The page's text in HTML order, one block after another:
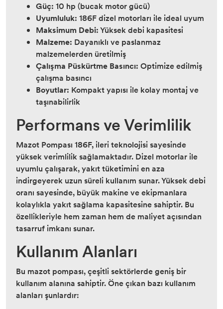
Güç: 10 hp (bucak motor gücü)
Uyumluluk: 186F dizel motorları ile ideal uyum
Maksimum Debi:Yüksek debi kapasitesi
Malzeme: Dayanıklı ve paslanmaz
malzemelerden üretilmiş
Çalışma Püskürtme Basıncı: Optimize edilmiş
çalışma basıncı
Boyutlar: Kompakt yapısı ile kolay montaj ve
taşınabilirlik
Performans ve Verimlilik
Mazot Pompası 186F, ileri teknolojisi sayesinde
yüksek verimlilik sağlamaktadır. Dizel motorlar ile
uyumlu çalışarak, yakıt tüketimini en aza
indirgeyerek uzun süreli kullanım sunar. Yüksek debi
oranı sayesinde, büyük makine ve ekipmanlara
kolaylıkla yakıt sağlama kapasitesine sahiptir. Bu
özellikleriyle hem zaman hem de maliyet açısından
tasarruf imkanı sunar.
Kullanım Alanları
Bu mazot pompası, çeşitli sektörlerde geniş bir
kullanım alanına sahiptir. Öne çıkan bazı kullanım
alanları şunlardır: